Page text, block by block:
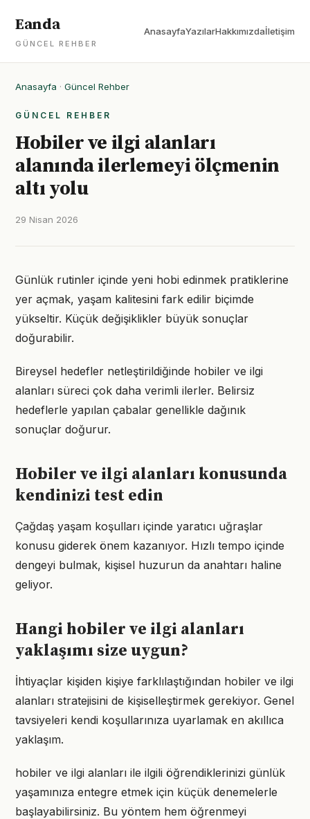
Eanda
GÜNCEL REHBER
AnasayfaYazılarHakkımızdaİletişim
Anasayfa · Güncel Rehber
GÜNCEL REHBER
Hobiler ve ilgi alanları
alanında ilerlemeyi ölçmenin
altı yolu
29 Nisan 2026
Günlük rutinler içinde yeni hobi edinmek pratiklerine
yer açmak, yaşam kalitesini fark edilir biçimde
yükseltir. Küçük değişiklikler büyük sonuçlar
doğurabilir.
Bireysel hedefler netleştirildiğinde hobiler ve ilgi
alanları süreci çok daha verimli ilerler. Belirsiz
hedeflerle yapılan çabalar genellikle dağınık
sonuçlar doğurur.
Hobiler ve ilgi alanları konusunda
kendinizi test edin
Çağdaş yaşam koşulları içinde yaratıcı uğraşlar
konusu giderek önem kazanıyor. Hızlı tempo içinde
dengeyi bulmak, kişisel huzurun da anahtarı haline
geliyor.
Hangi hobiler ve ilgi alanları
yaklaşımı size uygun?
İhtiyaçlar kişiden kişiye farklılaştığından hobiler ve ilgi
alanları stratejisini de kişiselleştirmek gerekiyor. Genel
tavsiyeleri kendi koşullarınıza uyarlamak en akıllıca
yaklaşım.
hobiler ve ilgi alanları ile ilgili öğrendiklerinizi günlük
yaşamınıza entegre etmek için küçük denemelerle
başlayabilirsiniz. Bu yöntem hem öğrenmeyi